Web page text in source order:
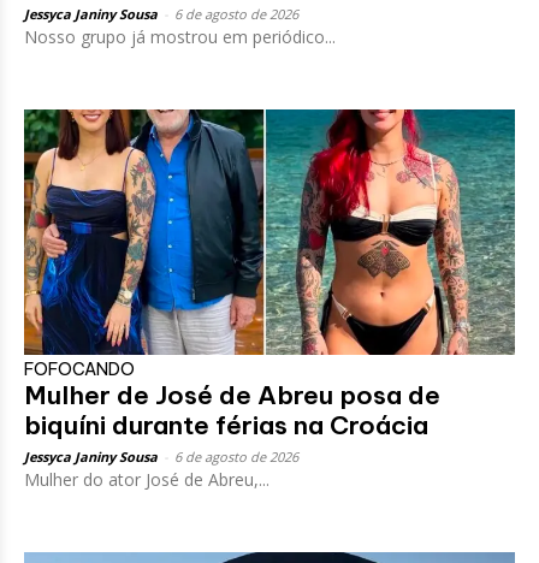
Jessyca Janiny Sousa 6 de agosto de 2026
Nosso grupo já mostrou em periódico...
FOFOCANDO
Mulher de José de Abreu posa de
biquíni durante férias na Croácia
Jessyca Janiny Sousa 6 de agosto de 2026
Mulher do ator José de Abreu,...